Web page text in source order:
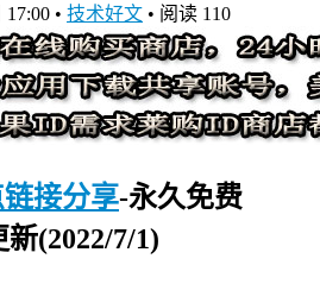
17:00 • 技术好文 • 阅读 110
链接分享-永久免费
(2022/7/1)